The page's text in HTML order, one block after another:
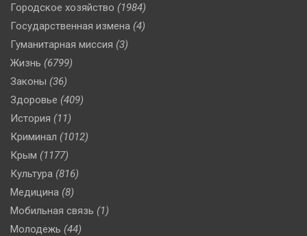
Городское хозяйство (1984)
Государственная измена (4)
Гуманитарная миссия (3)
Жизнь (6799)
Законы (36)
Здоровье (409)
История (11)
Криминал (1012)
Крым (1177)
Культура (816)
Медицина (8)
Мобильная связь (1)
Молодежь (44)